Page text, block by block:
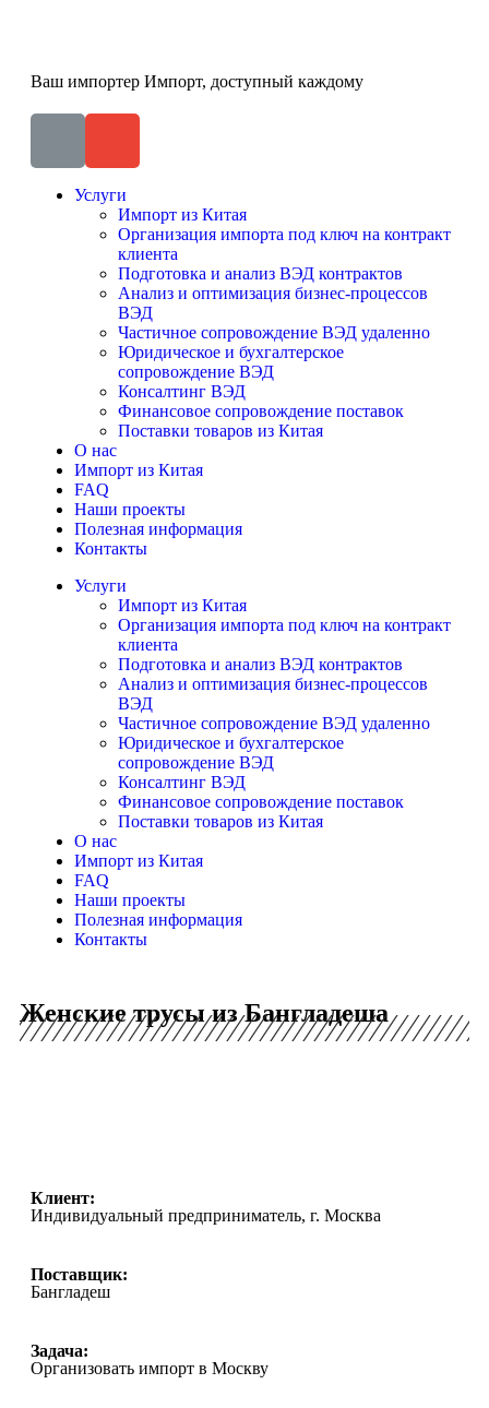
Ваш импортер Импорт, доступный каждому
Услуги
Импорт из Китая
Организация импорта под ключ на контракт
клиента
Подготовка и анализ ВЭД контрактов
Анализ и оптимизация бизнес-процессов
ВЭД
Частичное сопровождение ВЭД удаленно
Юридическое и бухгалтерское
сопровождение ВЭД
Консалтинг ВЭД
Финансовое сопровождение поставок
Поставки товаров из Китая
О нас
Импорт из Китая
FAQ
Наши проекты
Полезная информация
Контакты
Услуги
Импорт из Китая
Организация импорта под ключ на контракт
клиента
Подготовка и анализ ВЭД контрактов
Анализ и оптимизация бизнес-процессов
ВЭД
Частичное сопровождение ВЭД удаленно
Юридическое и бухгалтерское
сопровождение ВЭД
Консалтинг ВЭД
Финансовое сопровождение поставок
Поставки товаров из Китая
О нас
Импорт из Китая
FAQ
Наши проекты
Полезная информация
Контакты
Женские трусы из Бангладеша
Клиент:
Индивидуальный предприниматель, г. Москва
Поставщик:
Бангладеш
Задача:
Организовать импорт в Москву